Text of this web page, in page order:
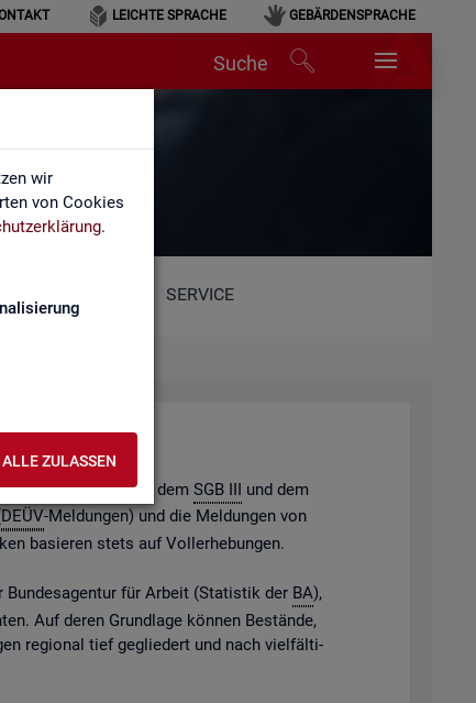
wir
von Cookies
.
ALLE ZULASSEN
LEICHTE SPRACHE GEBÄRDENSPRACHE
Suche
SERVICE
derJob­cen­ternach dem SGB III und dem
DEÜV-Mel­dun­gen) und die Mel­dun­gen von
ba­sie­ren stets auf Vol­l­er­he­bun­gen.
für Ar­beit (Sta­tis­tik der BA),
Auf deren Grund­la­ge kön­nen Be­stän­de,
re­gio­nal tief ge­glie­dert und nach viel­fäl­ti­